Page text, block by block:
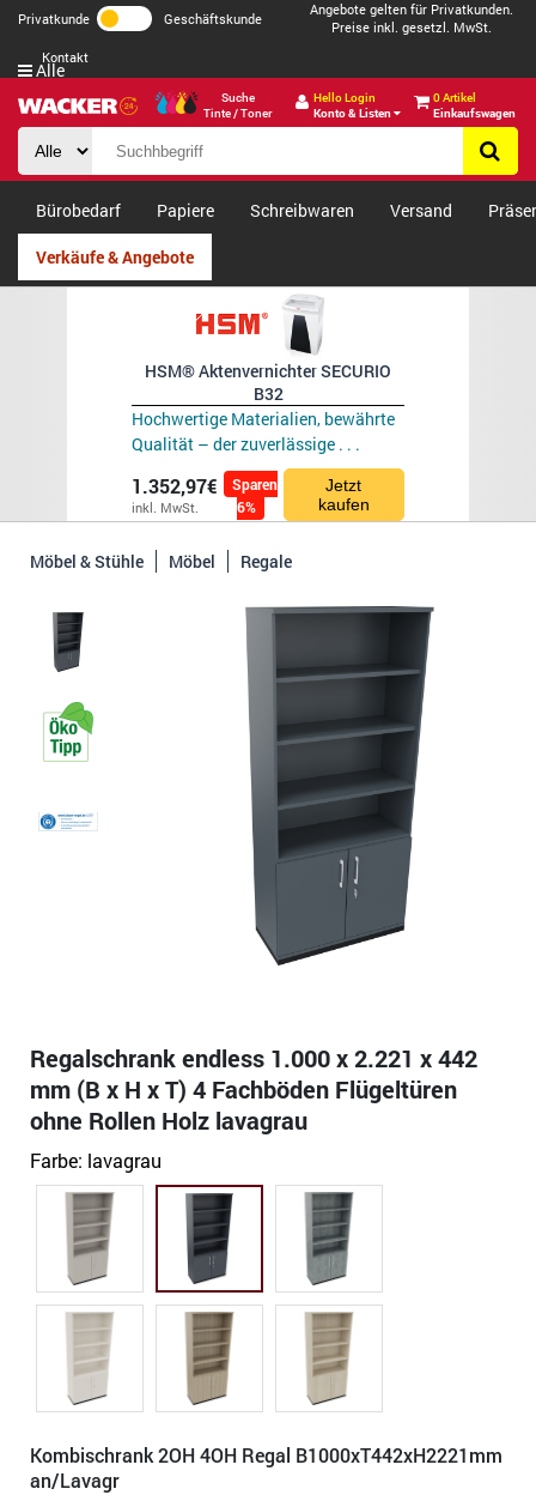
Privatkunde Geschäftskunde
Angebote gelten für Privatkunden.
Preise inkl. gesetzl. MwSt.
Kontakt
Suche
Tinte / Toner
Hello Login
Konto & Listen
0 Artikel
Einkaufswagen
Alle
Bürobedarf Papiere Schreibwaren Versand
Verkäufe & Angebote
HSM® Aktenvernichter SECURIO
B32
Hochwertige Materialien, bewährte
Qualität – der zuverlässige . . .
1.352,97€
inkl. MwSt.
Sparen
6%
Jetzt
kaufen
Möbel & Stühle Möbel Regale
Regalschrank endless 1.000 x 2.221 x 442
mm (B x H x T) 4 Fachböden Flügeltüren
ohne Rollen Holz lavagrau
Farbe: lavagrau
Kombischrank 2OH 4OH Regal B1000xT442xH2221mm
an/Lavagr